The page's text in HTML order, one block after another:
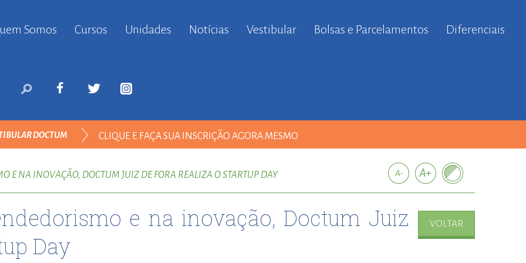
Somos
Cursos Unidades Notícias Vestibular Bolsas e Parcelamentos Diferenciais
DOCTUM CLIQUE E FAÇA SUA INSCRIÇÃO AGORA MESMO
E NA INOVAÇÃO, DOCTUM JUIZ DE FORA REALIZA O STARTUP DAY
e na inovação, Doctum Juiz
Day
VOLTAR